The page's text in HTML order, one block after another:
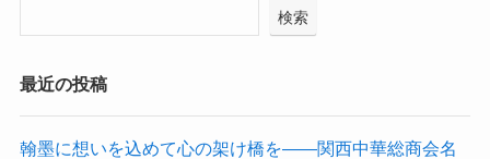
検索
最近の投稿
翰墨に想いを込めて心の架け橋を——関西中華総商会名